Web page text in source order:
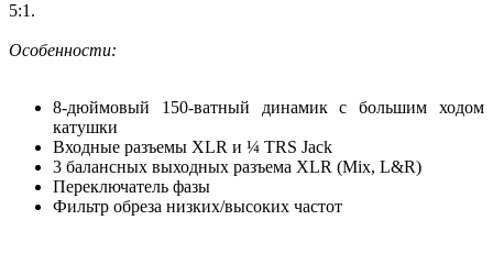
5:1.
Особенности:
8-дюймовый 150-ватный динамик с большим ходом
катушки
Входные разъемы XLR и ¼ TRS Jack
3 балансных выходных разъема XLR (Mix, L&R)
Переключатель фазы
Фильтр обреза низких/высоких частот